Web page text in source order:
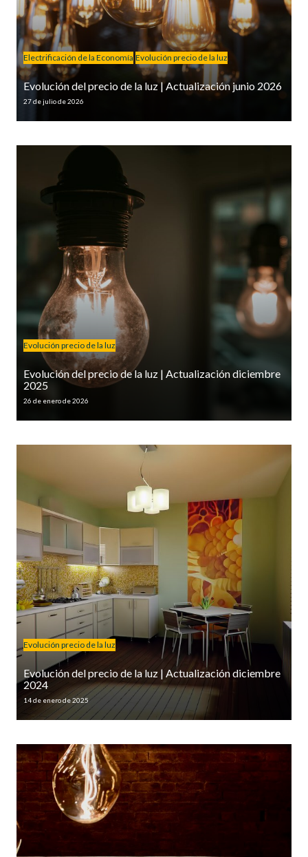
Electrificación de la Economía Evolución precio de la luz
Evolución del precio de la luz | Actualización junio 2026
27 de julio de 2026
Evolución precio de la luz
Evolución del precio de la luz | Actualización diciembre
2025
26 de enero de 2026
Evolución precio de la luz
Evolución del precio de la luz | Actualización diciembre
2024
14 de enero de 2025